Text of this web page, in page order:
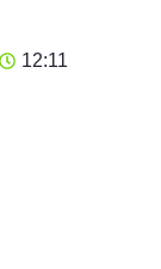
12:11